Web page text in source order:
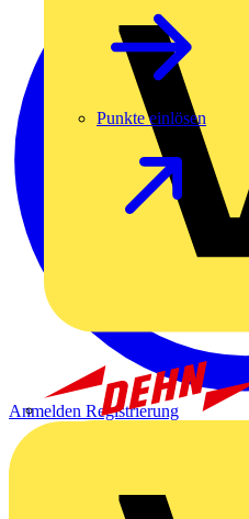
Punkte einlösen
Anmelden Registrierung